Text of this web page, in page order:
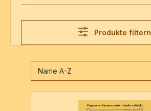
Produkte filtern